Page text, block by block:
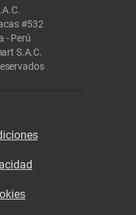
#532
- Perú
S.A.C.